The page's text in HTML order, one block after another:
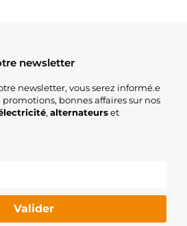
newsletter
newsletter, vous serez informé.e
bonnes affaires sur nos
, alternateurset
Valider